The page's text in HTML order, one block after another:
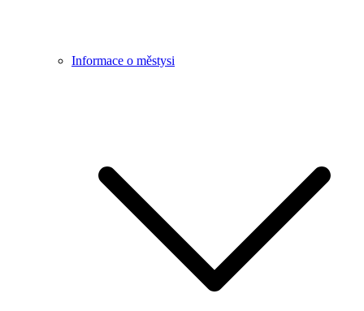
Informace o městysi